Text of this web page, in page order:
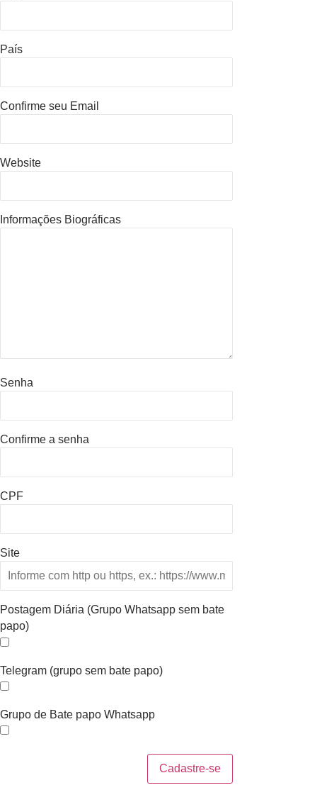
País
Confirme seu Email
Website
Informações Biográficas
Senha
Confirme a senha
CPF
Site
Postagem Diária (Grupo Whatsapp sem bate
papo)
Telegram (grupo sem bate papo)
Grupo de Bate papo Whatsapp